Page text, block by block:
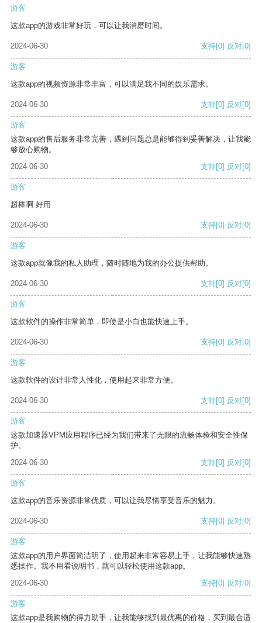
游客
这款app的游戏非常好玩，可以让我消磨时间。
2024-06-30 支持[0] 反对[0]
游客
这款app的视频资源非常丰富，可以满足我不同的娱乐需求。
2024-06-30 支持[0] 反对[0]
游客
这款app的售后服务非常完善，遇到问题总是能够得到妥善解决，让我能
够放心购物。
2024-06-30
支持[0] 反对[0]
游客
超棒啊 好用
2024-06-30 支持[0] 反对[0]
游客
这款app就像我的私人助理，随时随地为我的办公提供帮助。
2024-06-30 支持[0] 反对[0]
游客
这款软件的操作非常简单，即使是小白也能快速上手。
2024-06-30 支持[0] 反对[0]
游客
这款软件的设计非常人性化，使用起来非常方便。
2024-06-30 支持[0] 反对[0]
游客
这款加速器VPM应用程序已经为我们带来了无限的流畅体验和安全性保
护。
2024-06-30
支持[0] 反对[0]
游客
这款app的音乐资源非常优质，可以让我尽情享受音乐的魅力。
2024-06-30 支持[0] 反对[0]
游客
这款app的用户界面简洁明了，使用起来非常容易上手，让我能够快速熟
悉操作。我不用看说明书，就可以轻松使用这款app。
2024-06-30
支持[0] 反对[0]
游客
这款app是我购物的得力助手，让我能够找到最优惠的价格，买到最合适